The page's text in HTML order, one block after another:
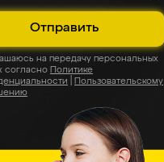
Отправить
на передачу персональных
согласно Политике
Пользовательскому